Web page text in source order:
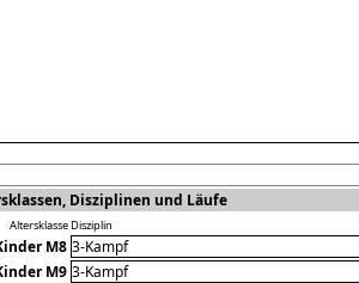
Disziplinen und Läufe
AltersklasseDisziplin
M8 3-Kampf
M9 3-Kampf